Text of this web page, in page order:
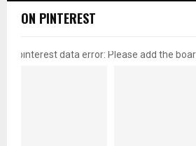
ON PINTEREST
pinterest data error: Please add the